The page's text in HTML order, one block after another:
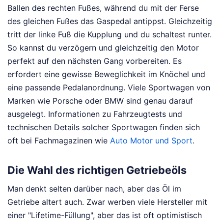
Ballen des rechten Fußes, während du mit der Ferse
des gleichen Fußes das Gaspedal antippst. Gleichzeitig
tritt der linke Fuß die Kupplung und du schaltest runter.
So kannst du verzögern und gleichzeitig den Motor
perfekt auf den nächsten Gang vorbereiten. Es
erfordert eine gewisse Beweglichkeit im Knöchel und
eine passende Pedalanordnung. Viele Sportwagen von
Marken wie Porsche oder BMW sind genau darauf
ausgelegt. Informationen zu Fahrzeugtests und
technischen Details solcher Sportwagen finden sich
oft bei Fachmagazinen wie Auto Motor und Sport.
Die Wahl des richtigen Getriebeöls
Man denkt selten darüber nach, aber das Öl im
Getriebe altert auch. Zwar werben viele Hersteller mit
einer "Lifetime-Füllung", aber das ist oft optimistisch